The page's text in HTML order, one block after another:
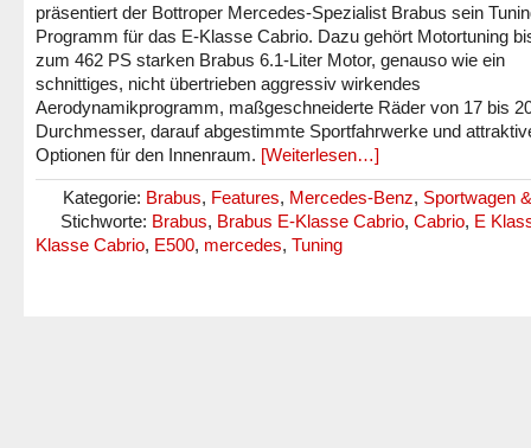
präsentiert der Bottroper Mercedes-Spezialist Brabus sein
Programm für das E-Klasse Cabrio. Dazu gehört Motortuning
zum 462 PS starken Brabus 6.1-Liter Motor, genauso wie ein
schnittiges, nicht übertrieben aggressiv wirkendes
Aerodynamikprogramm, maßgeschneiderte Räder von 17 bis
Durchmesser, darauf abgestimmte Sportfahrwerke und
Optionen für den Innenraum. [Weiterlesen…]
Kategorie: Brabus, Features, Mercedes-Benz, Sportwagen
Stichworte: Brabus, Brabus E-Klasse Cabrio, Cabrio, E
Klasse Cabrio, E500, mercedes, Tuning